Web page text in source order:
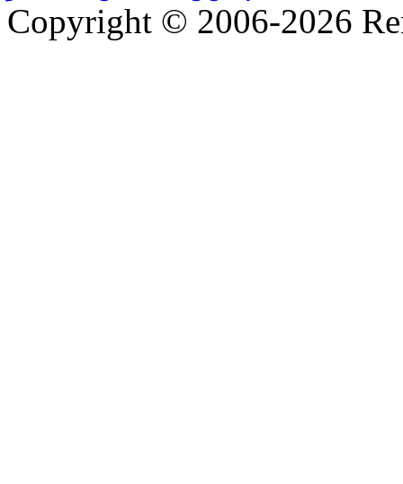
Copyright © 2006-2026